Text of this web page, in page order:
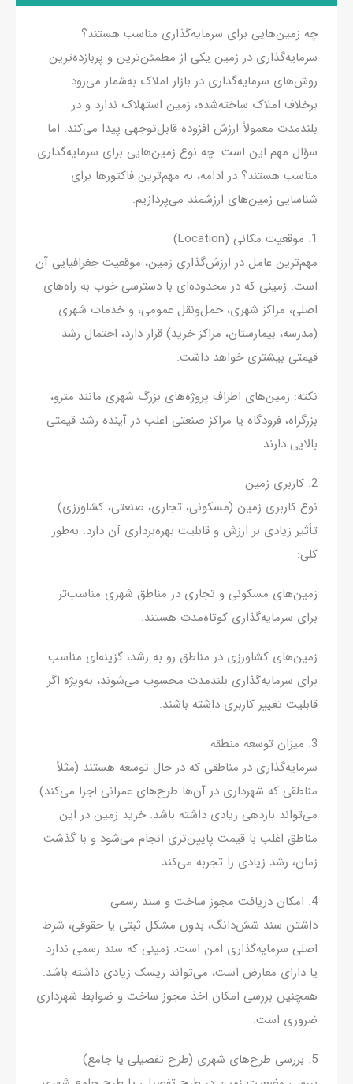
چه زمین‌هایی برای سرمایه‌گذاری مناسب هستند؟
سرمایه‌گذاری در زمین یکی از مطمئن‌ترین و پربازده‌ترین
روش‌های سرمایه‌گذاری در بازار املاک به‌شمار می‌رود.
برخلاف املاک ساخته‌شده، زمین استهلاک ندارد و در
بلندمدت معمولاً ارزش افزوده قابل‌توجهی پیدا می‌کند. اما
سؤال مهم این است: چه نوع زمین‌هایی برای سرمایه‌گذاری
مناسب هستند؟ در ادامه، به مهم‌ترین فاکتورها برای
شناسایی زمین‌های ارزشمند می‌پردازیم.
1. موقعیت مکانی (Location)
مهم‌ترین عامل در ارزش‌گذاری زمین، موقعیت جغرافیایی آن
است. زمینی که در محدوده‌ای با دسترسی خوب به راه‌های
اصلی، مراکز شهری، حمل‌ونقل عمومی، و خدمات شهری
(مدرسه، بیمارستان، مراکز خرید) قرار دارد، احتمال رشد
قیمتی بیشتری خواهد داشت.
نکته: زمین‌های اطراف پروژه‌های بزرگ شهری مانند مترو،
بزرگراه، فرودگاه یا مراکز صنعتی اغلب در آینده رشد قیمتی
بالایی دارند.
2. کاربری زمین
نوع کاربری زمین (مسکونی، تجاری، صنعتی، کشاورزی)
تأثیر زیادی بر ارزش و قابلیت بهره‌برداری آن دارد. به‌طور
کلی:
زمین‌های مسکونی و تجاری در مناطق شهری مناسب‌تر
برای سرمایه‌گذاری کوتاه‌مدت هستند.
زمین‌های کشاورزی در مناطق رو به رشد، گزینه‌ای مناسب
برای سرمایه‌گذاری بلندمدت محسوب می‌شوند، به‌ویژه اگر
قابلیت تغییر کاربری داشته باشند.
3. میزان توسعه منطقه
سرمایه‌گذاری در مناطقی که در حال توسعه هستند (مثلاً
مناطقی که شهرداری در آن‌ها طرح‌های عمرانی اجرا می‌کند)
می‌تواند بازدهی زیادی داشته باشد. خرید زمین در این
مناطق اغلب با قیمت پایین‌تری انجام می‌شود و با گذشت
زمان، رشد زیادی را تجربه می‌کند.
4. امکان دریافت مجوز ساخت و سند رسمی
داشتن سند شش‌دانگ، بدون مشکل ثبتی یا حقوقی، شرط
اصلی سرمایه‌گذاری امن است. زمینی که سند رسمی ندارد
یا دارای معارض است، می‌تواند ریسک زیادی داشته باشد.
همچنین بررسی امکان اخذ مجوز ساخت و ضوابط شهرداری
ضروری است.
5. بررسی طرح‌های شهری (طرح تفصیلی یا جامع)